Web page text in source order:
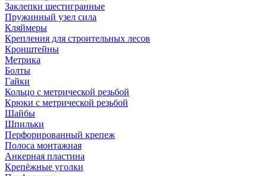
Заклепки шестигранные
Пружинный узел сила
Кляймеры
Крепления для строительных лесов
Кронштейны
Метрика
Болты
Гайки
Кольцо с метрической резьбой
Крюки с метрической резьбой
Шайбы
Шпильки
Перфорированный крепеж
Полоса монтажная
Анкерная пластина
Крепёжные уголки